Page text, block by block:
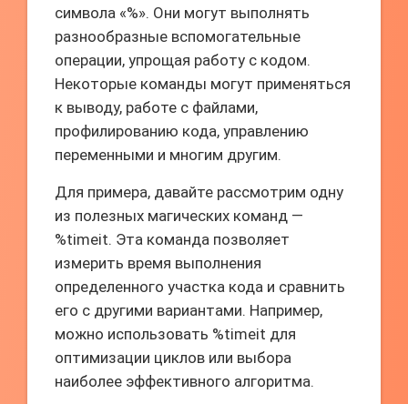
символа «%». Они могут выполнять
разнообразные вспомогательные
операции, упрощая работу с кодом.
Некоторые команды могут применяться
к выводу, работе с файлами,
профилированию кода, управлению
переменными и многим другим.
Для примера, давайте рассмотрим одну
из полезных магических команд —
%timeit. Эта команда позволяет
измерить время выполнения
определенного участка кода и сравнить
его с другими вариантами. Например,
можно использовать %timeit для
оптимизации циклов или выбора
наиболее эффективного алгоритма.